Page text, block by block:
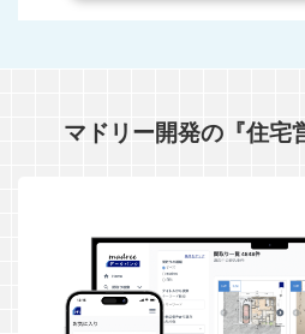
マドリー開発の『住宅